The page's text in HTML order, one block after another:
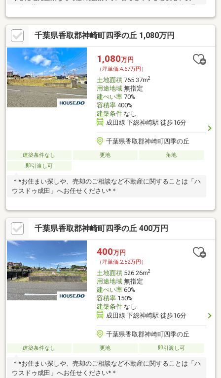
り扱いをはじめました。販売の他、住宅や土地の買取もしており
ます。お気軽にご相談ください。
千葉県香取郡神崎町四季の丘 1,080万円
1,080万円
（坪単価:4.67万円）
土地面積765.37m2
用途地域無指定
建ぺい率70%
容積率400%
建築条件なし
成田線 下総神崎駅 徒歩16分
千葉県香取郡神崎町四季の丘
建築条件なし 更地
角地
即引渡し可
＊*お住まい探しや、売却のご相談など不動産に関することは「ハ
ウスドゥ成田」へお任せください*＊
千葉県香取郡神崎町四季の丘 400万円
400万円
（坪単価:2.52万円）
土地面積526.26m2
用途地域無指定
建ぺい率60%
容積率150%
建築条件なし
成田線 下総神崎駅 徒歩16分
千葉県香取郡神崎町四季の丘
建築条件なし 更地 即引渡し可
＊*お住まい探しや、売却のご相談など不動産に関することは「ハ
ウスドゥ成田」へお任せください*＊